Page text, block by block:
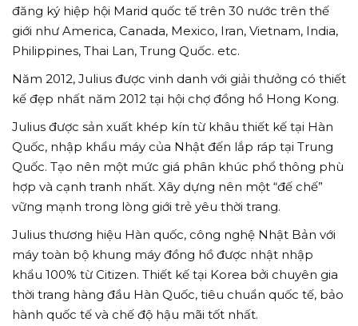
đăng ký hiệp hội Marid quốc tế trên 30 nước trên thế
giới như America, Canada, Mexico, Iran, Vietnam, India,
Philippines, Thai Lan, Trung Quốc. etc.
Năm 2012, Julius được vinh danh với giải thưởng có thiết
kế đẹp nhất năm 2012 tại hội chợ đồng hồ Hong Kong.
Julius được sản xuất khép kín từ khâu thiết kế tại Hàn
Quốc, nhập khẩu máy của Nhật đến lắp ráp tại Trung
Quốc. Tạo nên một mức giá phân khúc phổ thông phù
hợp và cạnh tranh nhất. Xây dựng nên một “đế chế”
vững mạnh trong lòng giới trẻ yêu thời trang.
Julius thương hiệu Hàn quốc, công nghệ Nhật Bản với
máy toàn bộ khung máy đồng hồ được nhật nhập
khẩu 100% từ Citizen. Thiết kế tại Korea bởi chuyên gia
thời trang hàng đầu Hàn Quốc, tiêu chuẩn quốc tế, bảo
hành quốc tế và chế độ hậu mãi tốt nhất.